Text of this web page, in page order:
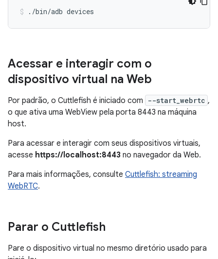
./bin/adb devices
Acessar e interagir com o
dispositivo virtual na Web
Por padrão, o Cuttlefish é iniciado com --start_webrtc ,
o que ativa uma WebView pela porta 8443 na máquina
host.
Para acessar e interagir com seus dispositivos virtuais,
acesse https://localhost:8443 no navegador da Web.
Para mais informações, consulte Cuttlefish: streaming
WebRTC.
Parar o Cuttlefish
Pare o dispositivo virtual no mesmo diretório usado para